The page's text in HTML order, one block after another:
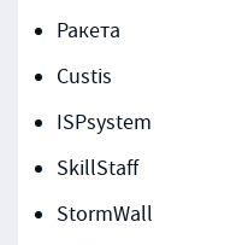
Ракета
Custis
ISPsystem
SkillStaff
StormWall